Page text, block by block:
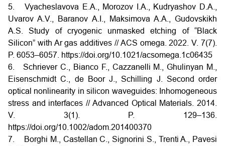
5. Vyacheslavova E.A., Morozov I.A., Kudryashov D.A.,
Uvarov A.V., Baranov A.I., Maksimova A.A., Gudovskikh
A.S. Study of cryogenic unmasked etching of “Black
Silicon” with Ar gas additives // ACS omega. 2022. V. 7(7).
P. 6053–6057. https://doi.org/10.1021/acsomega.1c06435
6. Schriever C., Bianco F., Cazzanelli M., Ghulinyan M.,
Eisenschmidt C., de Boor J., Schilling J. Second order
optical nonlinearity in silicon waveguides: Inhomogeneous
stress and interfaces // Advanced Optical Materials. 2014.
V. 3(1). P. 129–136.
https://doi.org/10.1002/adom.201400370
7. Borghi M., Castellan C., Signorini S., Trenti A., Pavesi